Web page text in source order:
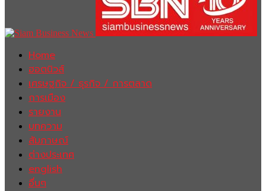
Home
ฮอตนิวส์
เศรษฐกิจ / ธุรกิจ / การตลาด
การเมือง
รายงาน
บทความ
สัมภาษณ์
ต่างประเทศ
english
อื่นๆ